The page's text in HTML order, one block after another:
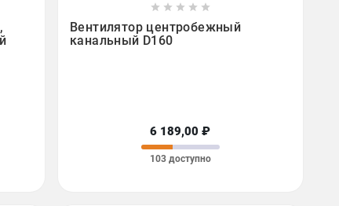
 
    
Вентилятор центробежный
канальный D160
6 189,00 ₽
103 доступно